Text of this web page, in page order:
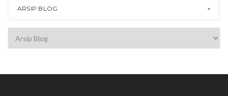
ARSIP BLOG